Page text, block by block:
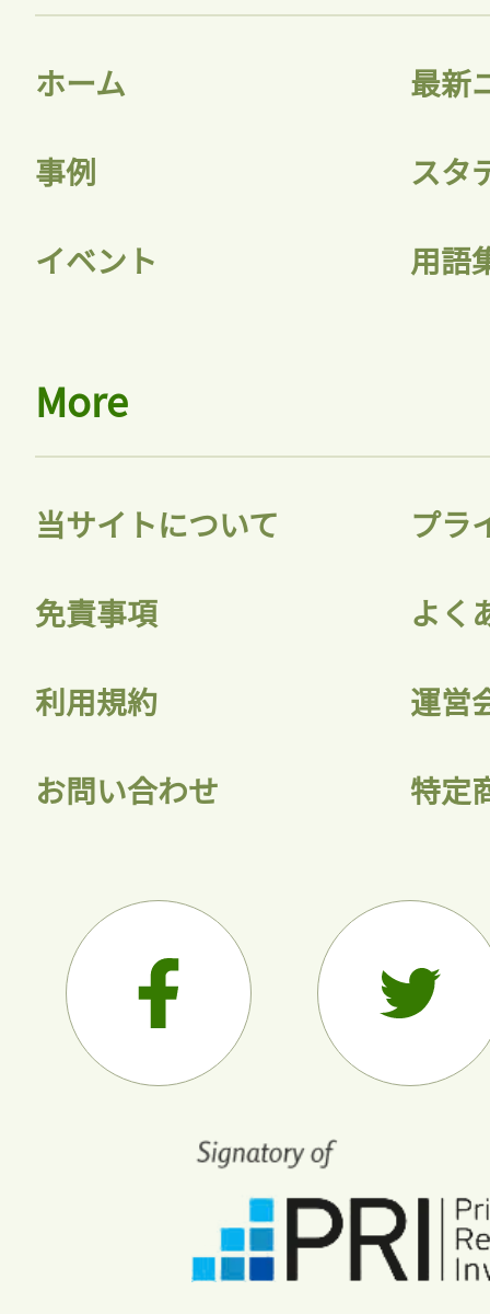
ホーム 最新
事例 スタ
イベント 用語
More
当サイトについて プラ
免責事項 よく
利用規約 運営
お問い合わせ 特定